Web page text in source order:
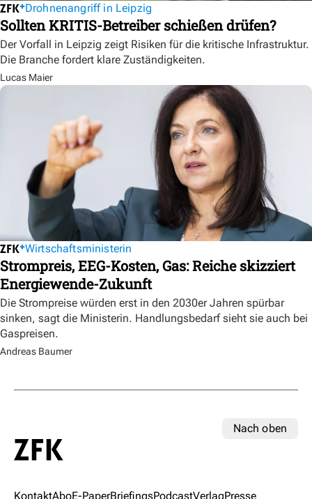
Drohnenangriff in Leipzig
Sollten KRITIS-Betreiber schießen drüfen?
Der Vorfall in Leipzig zeigt Risiken für die kritische Infrastruktur.
Die Branche fordert klare Zuständigkeiten.
Lucas Maier
Wirtschaftsministerin
Strompreis, EEG-Kosten, Gas: Reiche skizziert
Energiewende-Zukunft
Die Strompreise würden erst in den 2030er Jahren spürbar
sinken, sagt die Ministerin. Handlungsbedarf sieht sie auch bei
Gaspreisen.
Andreas Baumer
Nach oben
KontaktAboE-PaperBriefingsPodcastVerlagPresse